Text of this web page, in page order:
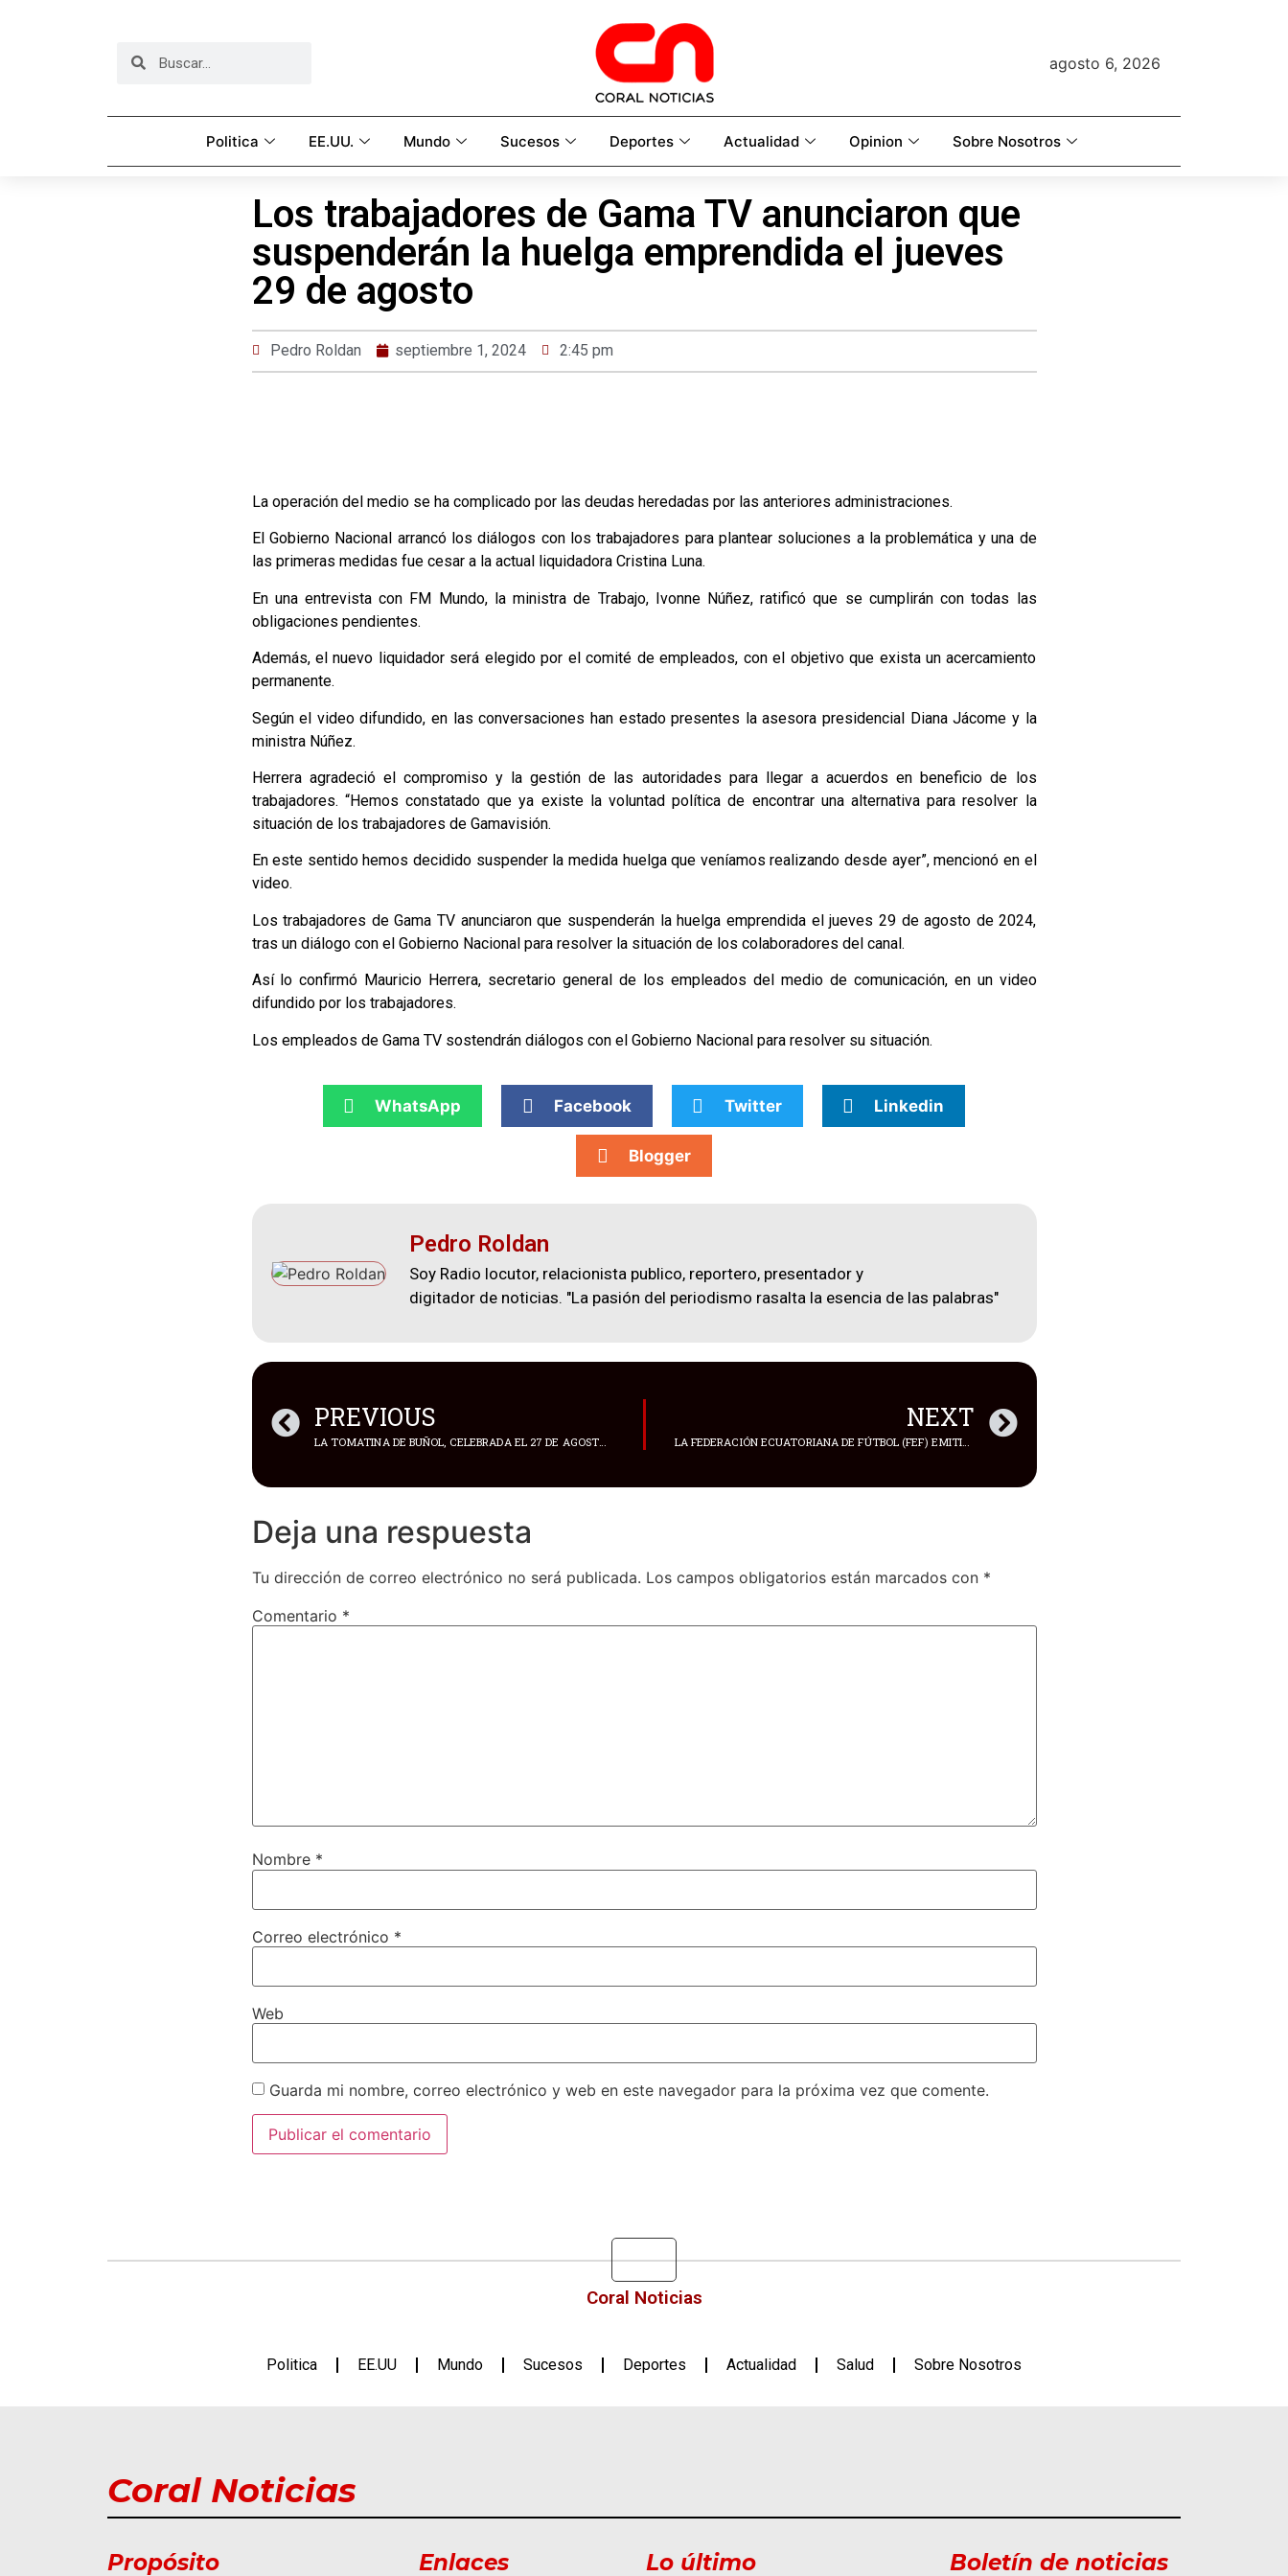
agosto 6, 2026
Politica EE.UU. Mundo Sucesos Deportes Actualidad Opinion Sobre Nosotros
Los trabajadores de Gama TV anunciaron que
suspenderán la huelga emprendida el jueves
29 de agosto
Pedro Roldan septiembre 1, 2024 2:45 pm
La operación del medio se ha complicado por las deudas heredadas por las anteriores administraciones.
El Gobierno Nacional arrancó los diálogos con los trabajadores para plantear soluciones a la problemática y una de
las primeras medidas fue cesar a la actual liquidadora Cristina Luna.
En una entrevista con FM Mundo, la ministra de Trabajo, Ivonne Núñez, ratificó que se cumplirán con todas las
obligaciones pendientes.
Además, el nuevo liquidador será elegido por el comité de empleados, con el objetivo que exista un acercamiento
permanente.
Según el video difundido, en las conversaciones han estado presentes la asesora presidencial Diana Jácome y la
ministra Núñez.
Herrera agradeció el compromiso y la gestión de las autoridades para llegar a acuerdos en beneficio de los
trabajadores. “Hemos constatado que ya existe la voluntad política de encontrar una alternativa para resolver la
situación de los trabajadores de Gamavisión.
En este sentido hemos decidido suspender la medida huelga que veníamos realizando desde ayer”, mencionó en el
video.
Los trabajadores de Gama TV anunciaron que suspenderán la huelga emprendida el jueves 29 de agosto de 2024,
tras un diálogo con el Gobierno Nacional para resolver la situación de los colaboradores del canal.
Así lo confirmó Mauricio Herrera, secretario general de los empleados del medio de comunicación, en un video
difundido por los trabajadores.
Los empleados de Gama TV sostendrán diálogos con el Gobierno Nacional para resolver su situación.
WhatsApp Facebook Twitter Linkedin
Blogger
Pedro Roldan
Soy Radio locutor, relacionista publico, reportero, presentador y
digitador de noticias. "La pasión del periodismo rasalta la esencia de las palabras"
PREVIOUS NEXT
Deja una respuesta
Tu dirección de correo electrónico no será publicada. Los campos obligatorios están marcados con *
Comentario *
Nombre *
Correo electrónico *
Web
Guarda mi nombre, correo electrónico y web en este navegador para la próxima vez que comente.
Coral Noticias
Politica EE.UU Mundo Sucesos Deportes Actualidad Salud Sobre Nosotros
Coral Noticias
Propósito Enlaces Lo último Boletín de noticias